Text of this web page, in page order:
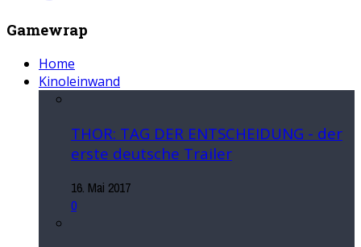
Gamewrap
Home
Kinoleinwand
THOR: TAG DER ENTSCHEIDUNG - der
erste deutsche Trailer
16. Mai 2017
0